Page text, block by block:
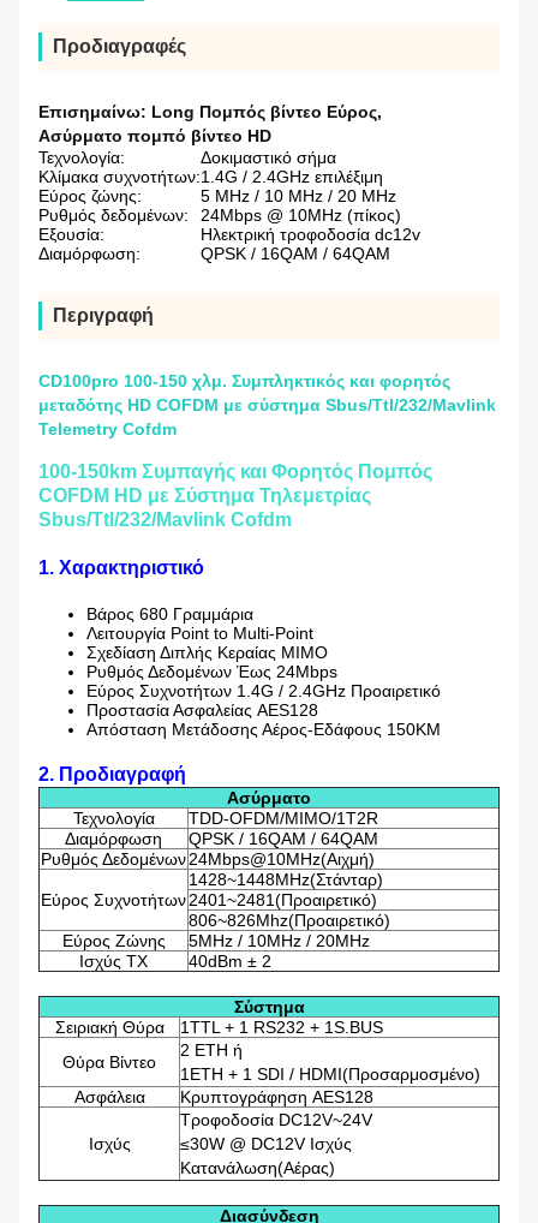
Προδιαγραφές
Επισημαίνω: Long Πομπός βίντεο Εύρος,
Ασύρματο πομπό βίντεο HD
Τεχνολογία:
Δοκιμαστικό σήμα
Κλίμακα συχνοτήτων:1.4G / 2.4GHz επιλέξιμη
Εύρος ζώνης:
5 MHz / 10 MHz / 20 MHz
Ρυθμός δεδομένων:
24Mbps @ 10MHz (πίκος)
Εξουσία:
Ηλεκτρική τροφοδοσία dc12v
Διαμόρφωση:
QPSK / 16QAM / 64QAM
Περιγραφή
CD100pro 100-150 χλμ. Συμπληκτικός και φορητός
μεταδότης HD COFDM με σύστημα Sbus/Ttl/232/Mavlink
Telemetry Cofdm
100-150km Συμπαγής και Φορητός Πομπός
COFDM HD με Σύστημα Τηλεμετρίας
Sbus/Ttl/232/Mavlink Cofdm
1. Χαρακτηριστικό
Βάρος 680 Γραμμάρια
Λειτουργία Point to Multi-Point
Σχεδίαση Διπλής Κεραίας MIMO
Ρυθμός Δεδομένων Έως 24Mbps
Εύρος Συχνοτήτων 1.4G / 2.4GHz Προαιρετικό
Προστασία Ασφαλείας AES128
Απόσταση Μετάδοσης Αέρος-Εδάφους 150KM
2. Προδιαγραφή
Ασύρματο
Τεχνολογία
TDD-OFDM/MIMO/1T2R
Διαμόρφωση
QPSK / 16QAM / 64QAM
Ρυθμός Δεδομένων24Mbps@10MHz(Αιχμή)
Εύρος Συχνοτήτων
1428~1448MHz(Στάνταρ)
2401~2481(Προαιρετικό)
806~826Mhz(Προαιρετικό)
Εύρος Ζώνης
5MHz / 10MHz / 20MHz
Ισχύς TX
40dBm ± 2
Σύστημα
Σειριακή Θύρα
1TTL + 1 RS232 + 1S.BUS
Θύρα Βίντεο
2 ETH ή
1ETH + 1 SDI / HDMI(Προσαρμοσμένο)
Ασφάλεια
Κρυπτογράφηση AES128
Ισχύς
Τροφοδοσία DC12V~24V
≤30W @ DC12V Ισχύς
Κατανάλωση(Αέρας)
Διασύνδεση